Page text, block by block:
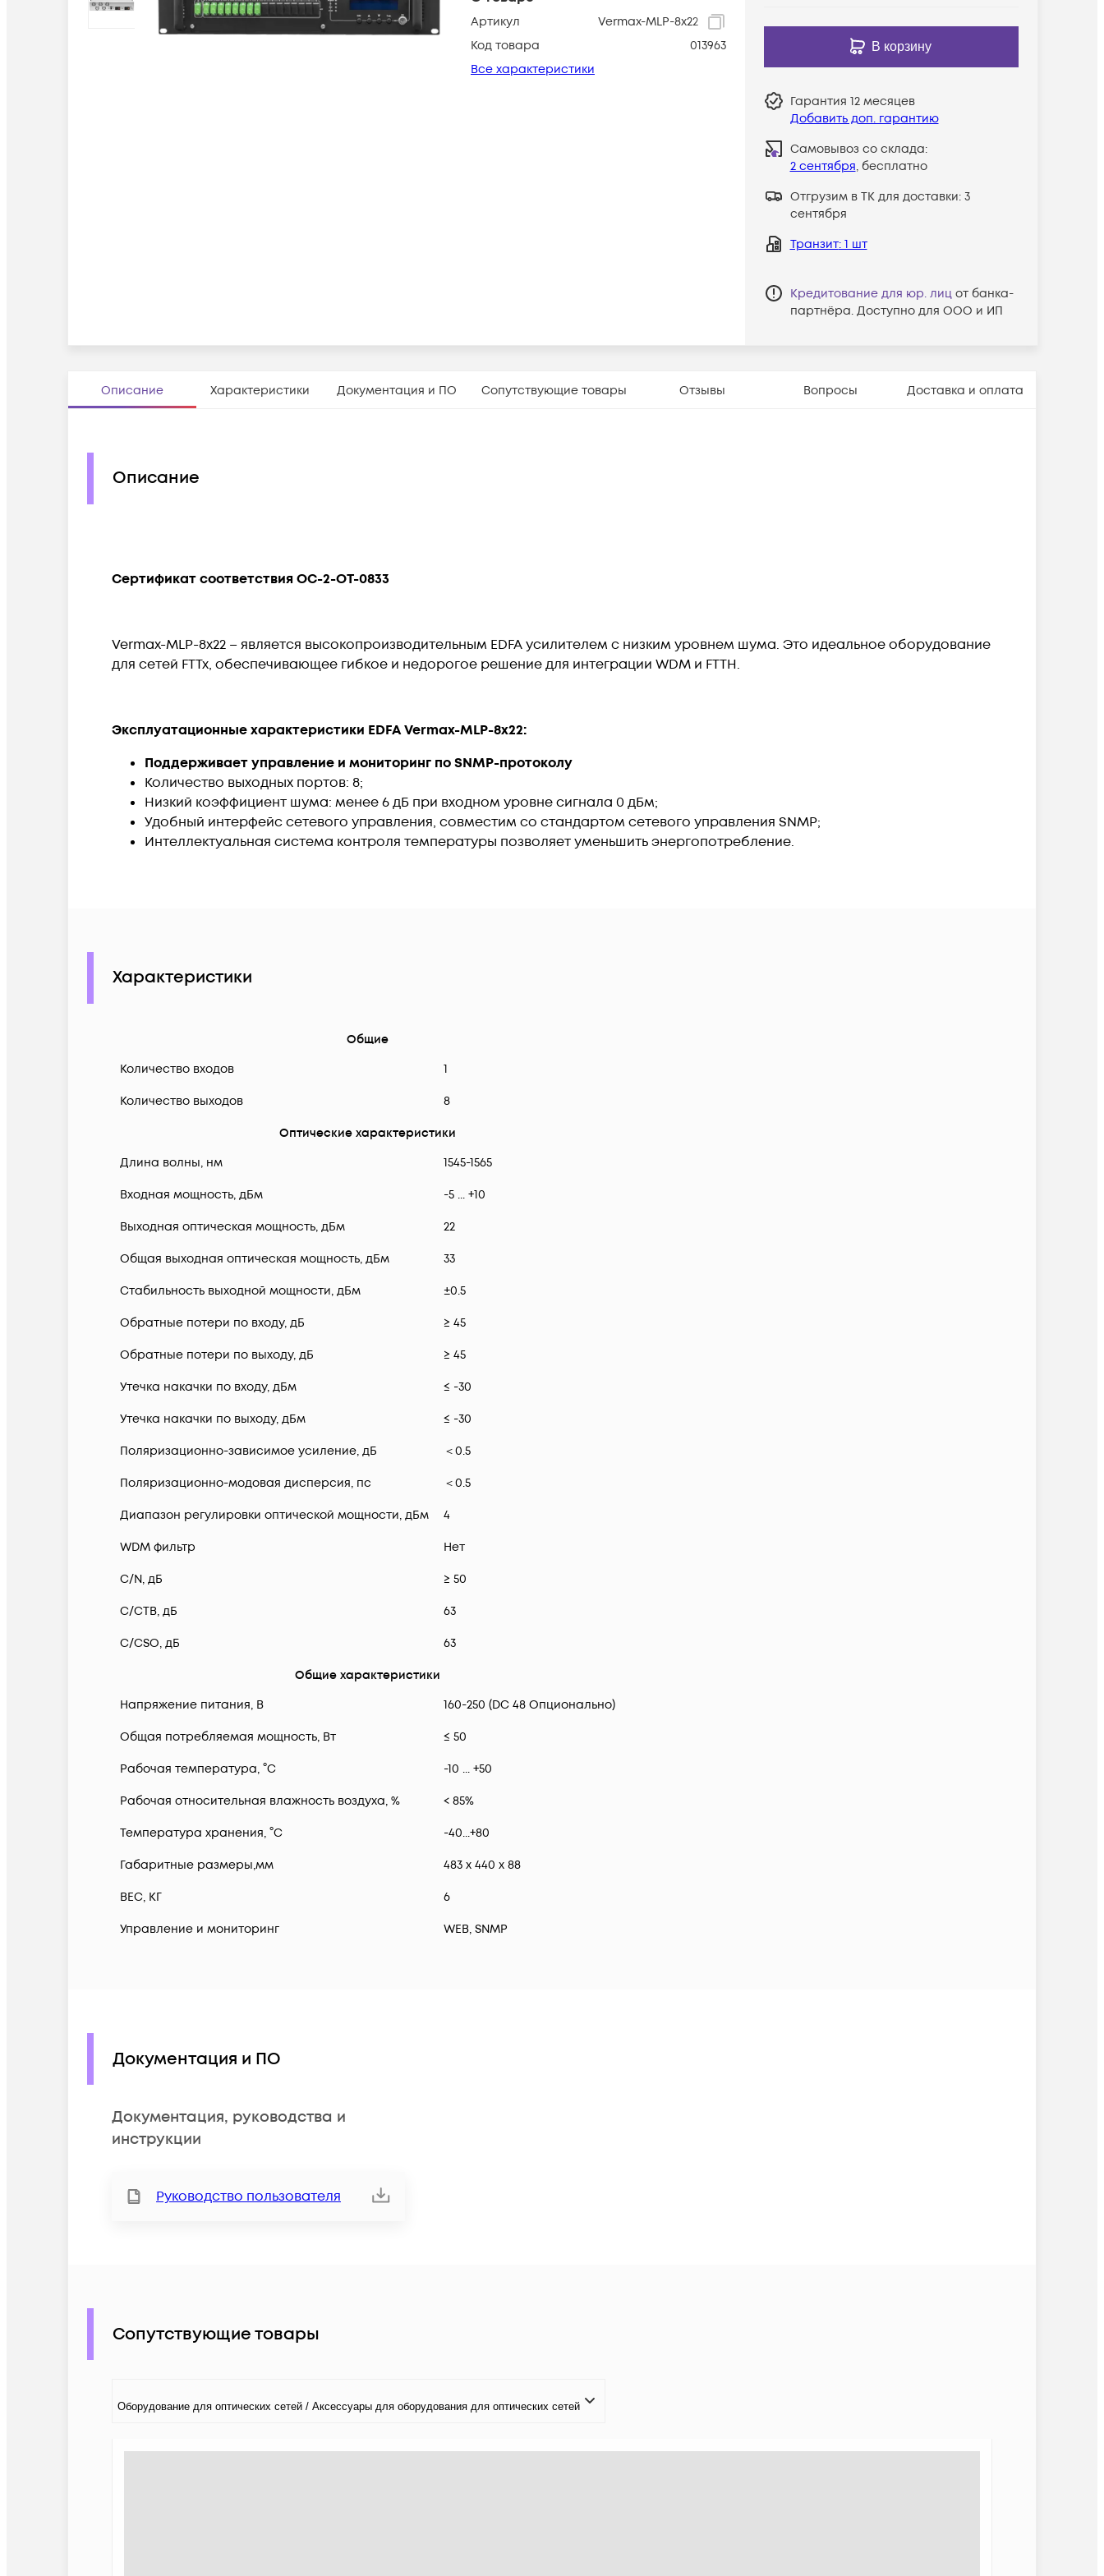
Артикул
Vermax-MLP-8x22
Код товара
013963
Все характеристики
В корзину
Гарантия 12 месяцев
Добавить доп. гарантию
Самовывоз со склада:
2 сентября, бесплатно
Отгрузим в ТК для доставки: 3
сентября
Транзит: 1 шт
Кредитование для юр. лиц от банка-
партнёра. Доступно для ООО и ИП
Описание Характеристики Документация и ПО Сопутствующие товары Отзывы Вопросы Доставка и оплата
Описание
Сертификат соответствия OC-2-OT-0833
Vermax-MLP-8x22 – является высокопроизводительным EDFA усилителем с низким уровнем шума. Это идеальное оборудование
для сетей FTTx, обеспечивающее гибкое и недорогое решение для интеграции WDM и FTTH.
Эксплуатационные характеристики EDFA Vermax-MLP-8x22:
Поддерживает управление и мониторинг по SNMP-протоколу
Количество выходных портов: 8;
Низкий коэффициент шума: менее 6 дБ при входном уровне сигнала 0 дБм;
Удобный интерфейс сетевого управления, совместим со стандартом сетевого управления SNMP;
Интеллектуальная система контроля температуры позволяет уменьшить энергопотребление.
Характеристики
Общие
Количество входов
1
Количество выходов 8
Оптические характеристики
Длина волны, нм
1545-1565
Входная мощность, дБм -5 ... +10
Выходная оптическая мощность, дБм 22
Общая выходная оптическая мощность, дБм 33
Стабильность выходной мощности, дБм ±0.5
Обратные потери по входу, дБ ≥ 45
Обратные потери по выходу, дБ ≥ 45
Утечка накачки по входу, дБм ≤ -30
Утечка накачки по выходу, дБм ≤ -30
Поляризационно-зависимое усиление, дБ ＜0.5
Поляризационно-модовая дисперсия, пс ＜0.5
Диапазон регулировки оптической мощности, дБм 4
WDM фильтр Нет
C/N, дБ ≥ 50
C/CTB, дБ 63
C/CSO, дБ 63
Общие характеристики
Напряжение питания, В
160-250 (DC 48 Опционально)
Общая потребляемая мощность, Вт ≤ 50
Рабочая температура, °С -10 ... +50
Рабочая относительная влажность воздуха, % < 85%
Температура хранения, °С -40...+80
Габаритные размеры,мм 483 x 440 x 88
ВЕС, КГ 6
Управление и мониторинг WEB, SNMP
Документация и ПО
Документация, руководства и
инструкции
Руководство пользователя
Сопутствующие товары
Оборудование для оптических сетей / Аксессуары для оборудования для оптических сетей